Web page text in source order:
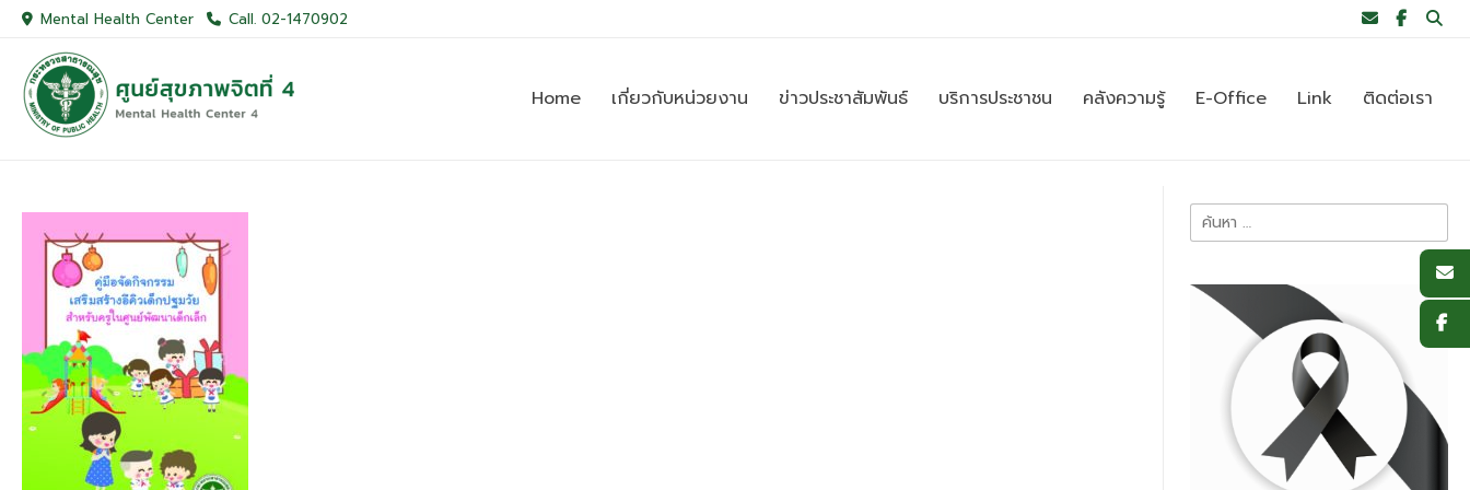
Skip
content
Mental Health Center Call. 02-1470902
Home เกี่ยวกับหน่วยงาน ข่าวประชาสัมพันธ์ บริการประชาชน คลังความรู้ E-Office Link ติดต่อเรา
ค้นหา
สำหรับ: